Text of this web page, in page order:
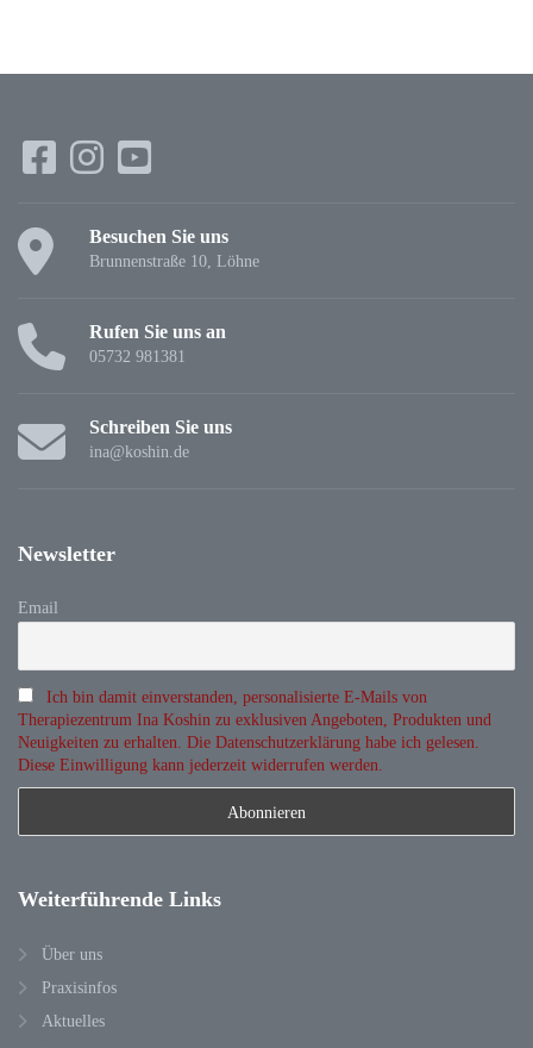
Besuchen Sie uns
Brunnenstraße 10, Löhne
Rufen Sie uns an
05732 981381
Schreiben Sie uns
ina@koshin.de
Newsletter
Email
Ich bin damit einverstanden, personalisierte E-Mails von
Therapiezentrum Ina Koshin zu exklusiven Angeboten, Produkten und
Neuigkeiten zu erhalten. Die Datenschutzerklärung habe ich gelesen.
Diese Einwilligung kann jederzeit widerrufen werden.
Weiterführende Links
Über uns
Praxisinfos
Aktuelles